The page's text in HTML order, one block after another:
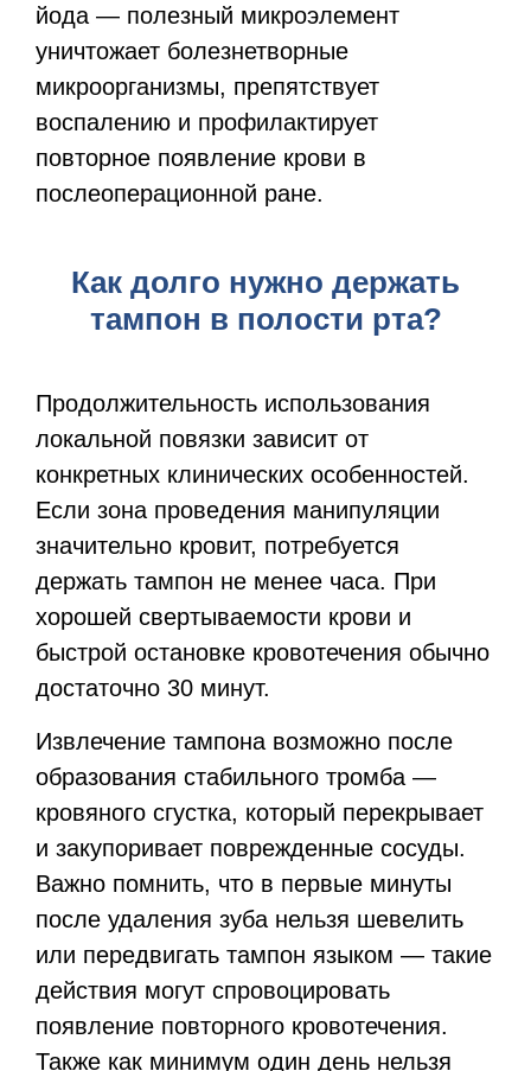
йода — полезный микроэлемент
уничтожает болезнетворные
микроорганизмы, препятствует
воспалению и профилактирует
повторное появление крови в
послеоперационной ране.
Как долго нужно держать
тампон в полости рта?
Продолжительность использования
локальной повязки зависит от
конкретных клинических особенностей.
Если зона проведения манипуляции
значительно кровит, потребуется
держать тампон не менее часа. При
хорошей свертываемости крови и
быстрой остановке кровотечения обычно
достаточно 30 минут.
Извлечение тампона возможно после
образования стабильного тромба —
кровяного сгустка, который перекрывает
и закупоривает поврежденные сосуды.
Важно помнить, что в первые минуты
после удаления зуба нельзя шевелить
или передвигать тампон языком — такие
действия могут спровоцировать
появление повторного кровотечения.
Также как минимум один день нельзя